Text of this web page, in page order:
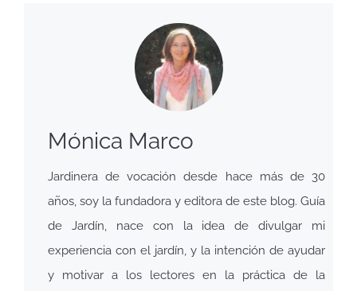
Mónica Marco
Jardinera de vocación desde hace más de 30
años, soy la fundadora y editora de este blog. Guía
de Jardín, nace con la idea de divulgar mi
experiencia con el jardín, y la intención de ayudar
y motivar a los lectores en la práctica de la